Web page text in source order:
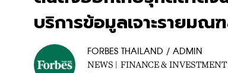
บริการข้อมูลเจาะรายมณ
FORBES THAILAND / ADMIN
NEWS | FINANCE & INVESTMENT